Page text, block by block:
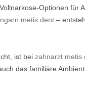
Optionen für
metis dent –
ist bei zahnarzt metis
das familiäre